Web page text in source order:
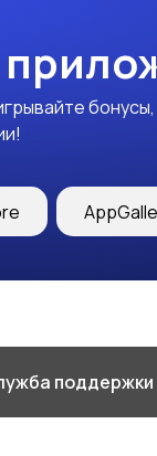
поддержки